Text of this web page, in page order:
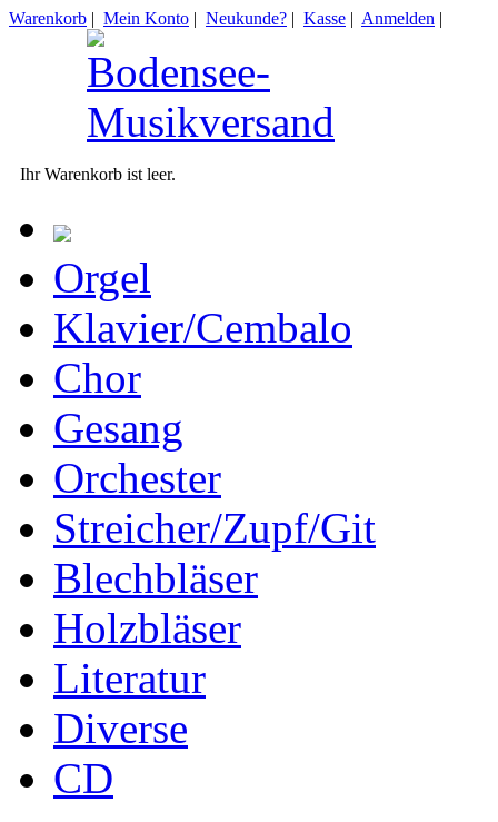
Warenkorb | Mein Konto | Neukunde? | Kasse | Anmelden |
Ihr Warenkorb ist leer.
Orgel
Klavier/Cembalo
Chor
Gesang
Orchester
Streicher/Zupf/Git
Blechbläser
Holzbläser
Literatur
Diverse
CD